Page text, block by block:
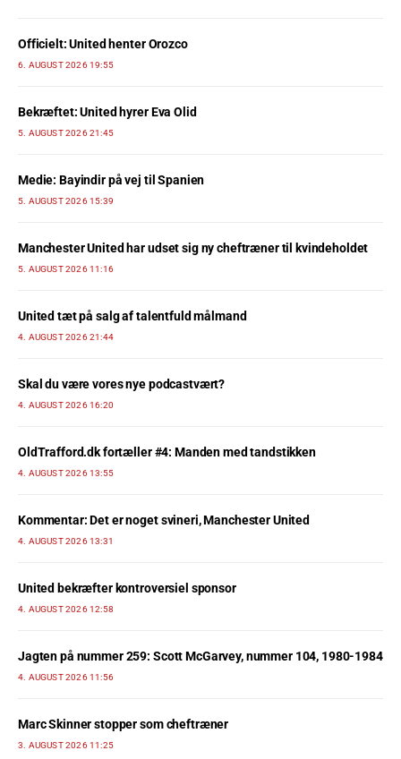
Officielt: United henter Orozco
6. AUGUST 2026 19:55
Bekræftet: United hyrer Eva Olid
5. AUGUST 2026 21:45
Medie: Bayindir på vej til Spanien
5. AUGUST 2026 15:39
Manchester United har udset sig ny cheftræner til kvindeholdet
5. AUGUST 2026 11:16
United tæt på salg af talentfuld målmand
4. AUGUST 2026 21:44
Skal du være vores nye podcastvært?
4. AUGUST 2026 16:20
OldTrafford.dk fortæller #4: Manden med tandstikken
4. AUGUST 2026 13:55
Kommentar: Det er noget svineri, Manchester United
4. AUGUST 2026 13:31
United bekræfter kontroversiel sponsor
4. AUGUST 2026 12:58
Jagten på nummer 259: Scott McGarvey, nummer 104, 1980-1984
4. AUGUST 2026 11:56
Marc Skinner stopper som cheftræner
3. AUGUST 2026 11:25